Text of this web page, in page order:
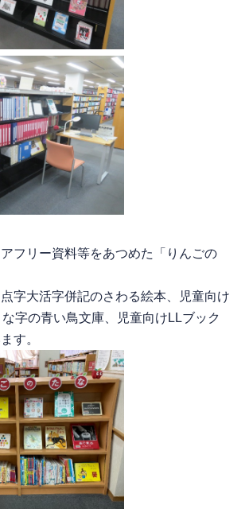
フリー資料等をあつめた「りんごの
字大活字併記のさわる絵本、児童向け
字の青い鳥文庫、児童向けLLブック
す。